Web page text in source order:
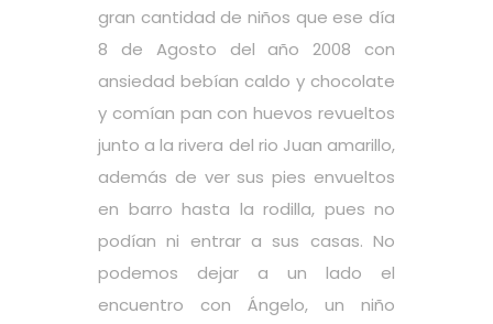
gran cantidad de niños que ese día
8 de Agosto del año 2008 con
ansiedad bebían caldo y chocolate
y comían pan con huevos revueltos
junto a la rivera del rio Juan amarillo,
además de ver sus pies envueltos
en barro hasta la rodilla, pues no
podían ni entrar a sus casas. No
podemos dejar a un lado el
encuentro con Ángelo, un niño